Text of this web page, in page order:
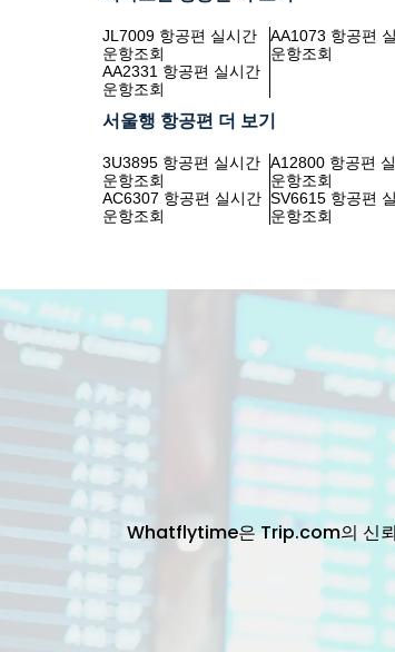
JL7009 항공편 실시간
운항조회
AA1073 항공편
운항조회
AA2331 항공편 실시간
운항조회
서울행 항공편 더 보기
3U3895 항공편 실시간
운항조회
A12800 항공편
운항조회
AC6307 항공편 실시간
운항조회
SV6615 항공편
운항조회
Whatflytime은 Trip.com의 신뢰